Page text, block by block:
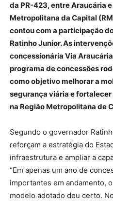
da PR-423, entre Araucária
Metropolitana da Capital
contou com a participação
Ratinho Junior. As
concessionária Via
programa de concessões
como objetivo melhorar a
segurança viária e
na Região Metropolitana de
Segundo o governador
reforçam a estratégia do
infraestrutura e ampliar a
“Em apenas um ano de
importantes em andamento,
modelo adotado deu certo.